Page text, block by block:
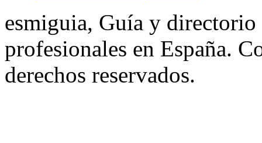
esmiguia, Guía y directorio
profesionales en España.
derechos reservados.